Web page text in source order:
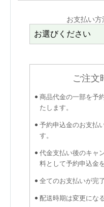
お支払い方
ご注文
商品代金の一部を予
たします。
予約申込金のお支払
す。
代金支払い後のキャ
料として予約申込金
全てのお支払いが完
配送時期は変更にな